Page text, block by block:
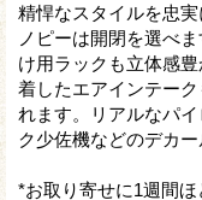
精悍なスタイルを忠
ノピーは開閉を選べ
け用ラックも立体感
着したエアインテー
れます。リアルなパ
ク少佐機などのデカ
*お取り寄せに1週間ほ